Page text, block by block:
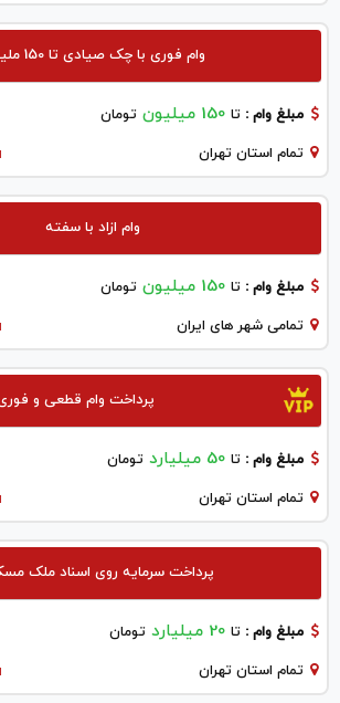
وام فوری با چک صیادی تا 150 ملیون
مبلغ وام : تا 150 میلیون تومان
تمام استان تهران
وام ازاد با سفته
مبلغ وام : تا 150 میلیون تومان
تمامی شهر های ایران
پرداخت وام قطعی و
مبلغ وام : تا 50 میلیارد تومان
تمام استان تهران
پرداخت سرمایه روی اسناد ملک
مبلغ وام : تا 20 میلیارد تومان
تمام استان تهران